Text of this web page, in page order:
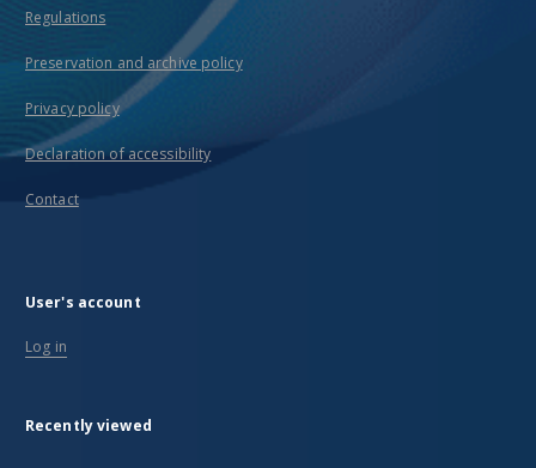
Regulations
Preservation and archive policy
Privacy policy
Declaration of accessibility
Contact
User's account
Log in
Recently viewed